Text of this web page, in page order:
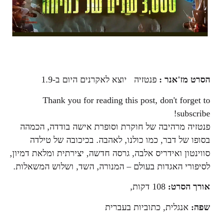
הסרט מז'אנר : פנטזיה יוצא לאקרנים היום ב-1.9
Thank you for reading this post, don't forget to
subscribe!
פנטזיה מרהיבה של חוקרת וסופרת אישה בודדה, הכמהה
בסופו של דבר, כמו כולנו, לאהבה. בכיכובה של טילדה
סווינטון ואידריס אלבה, גרסה חדשה, יצירתית ומלאת דמיון,
לסיפורי האגדות בעולם – המנורה, השד, ושלוש המשאלות.
אורך הסרט:
שפה: אנגלית, כתוביות בעברית